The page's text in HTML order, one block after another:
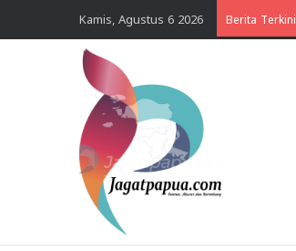
Kamis, Agustus 6 2026 Berita Terkini